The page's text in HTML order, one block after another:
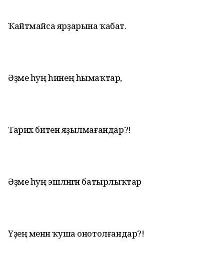
Ҡайтмайса ярҙарына ҡабат.
Әҙме һуң һинең һымаҡтар,
Тарих битенә яҙылмағандар?!
Әҙме һуң эшләнгән батырлыҡтар
Үҙең менән ҡуша онотолғандар?!